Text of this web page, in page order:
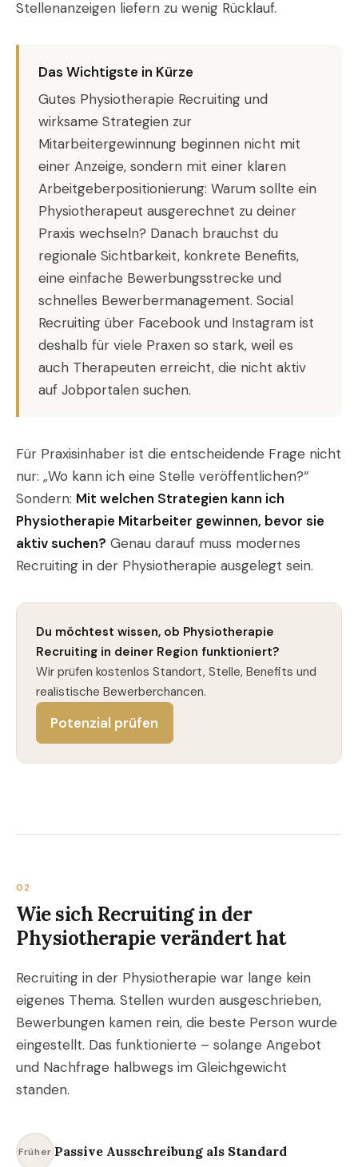
Stellenanzeigen liefern zu wenig Rücklauf.
Das Wichtigste in Kürze
Gutes Physiotherapie Recruiting und
wirksame Strategien zur
Mitarbeitergewinnung beginnen nicht mit
einer Anzeige, sondern mit einer klaren
Arbeitgeberpositionierung: Warum sollte ein
Physiotherapeut ausgerechnet zu deiner
Praxis wechseln? Danach brauchst du
regionale Sichtbarkeit, konkrete Benefits,
eine einfache Bewerbungsstrecke und
schnelles Bewerbermanagement. Social
Recruiting über Facebook und Instagram ist
deshalb für viele Praxen so stark, weil es
auch Therapeuten erreicht, die nicht aktiv
auf Jobportalen suchen.
Für Praxisinhaber ist die entscheidende Frage nicht
nur: „Wo kann ich eine Stelle veröffentlichen?“
Sondern: Mit welchen Strategien kann ich
Physiotherapie Mitarbeiter gewinnen, bevor sie
aktiv suchen? Genau darauf muss modernes
Recruiting in der Physiotherapie ausgelegt sein.
Du möchtest wissen, ob Physiotherapie
Recruiting in deiner Region funktioniert?
Wir prüfen kostenlos Standort, Stelle, Benefits und
realistische Bewerberchancen.
Potenzial prüfen
02
Wie sich Recruiting in der
Physiotherapie verändert hat
Recruiting in der Physiotherapie war lange kein
eigenes Thema. Stellen wurden ausgeschrieben,
Bewerbungen kamen rein, die beste Person wurde
eingestellt. Das funktionierte – solange Angebot
und Nachfrage halbwegs im Gleichgewicht
standen.
Früher Passive Ausschreibung als Standard